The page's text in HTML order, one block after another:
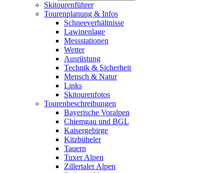
Skitourenführer
Tourenplanung & Infos
Schneeverhältnisse
Lawinenlage
Messstationen
Wetter
Ausrüstung
Technik & Sicherheit
Mensch & Natur
Links
Skitourenfotos
Tourenbeschreibungen
Bayerische Voralpen
Chiemgau und BGL
Kaisergebirge
Kitzbüheler
Tauern
Tuxer Alpen
Zillertaler Alpen